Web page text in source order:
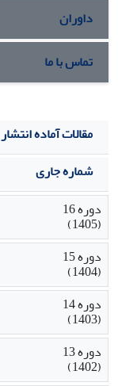
داوران
تماس با ما
مقالات آماده انتشار
شماره جاری
دوره 16
(1405)
دوره 15
(1404)
دوره 14
(1403)
دوره 13
(1402)